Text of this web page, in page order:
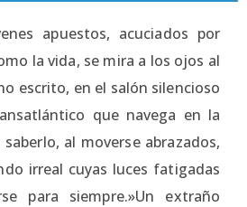
apuestos, acuciados por
la vida, se mira a los ojos al
escrito, en el salón silencioso
que navega en la
al moverse abrazados,
irreal cuyas luces fatigadas
para siempre.»Un extraño